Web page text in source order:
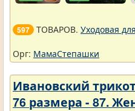
597 ТОВАРОВ. Уходовая
Орг: МамаСтепашки
Ивановский
76 размера - 87.